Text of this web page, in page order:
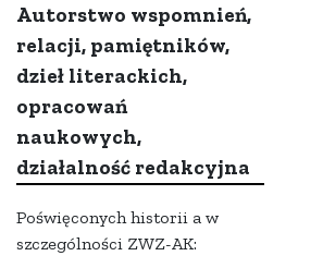
Autorstwo wspomnień,
relacji, pamiętników,
dzieł literackich,
opracowań
naukowych,
działalność redakcyjna
Poświęconych historii a w
szczególności ZWZ-AK: